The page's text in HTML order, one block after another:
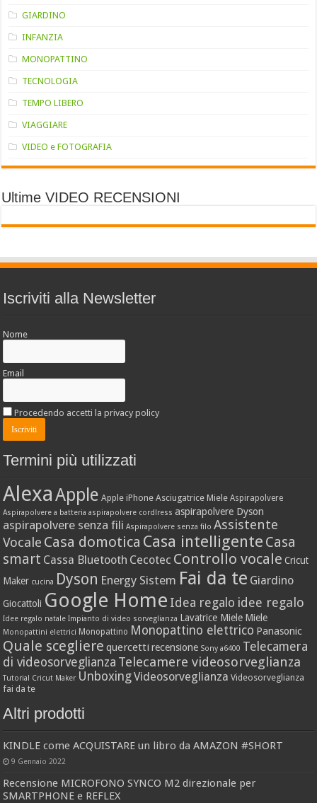
GIARDINO
INFANZIA
MONOPATTINO
TECNOLOGIA
TEMPO LIBERO
VIAGGIARE
VIDEO e FOTOGRAFIA
Ultime VIDEO RECENSIONI
Iscriviti alla Newsletter
Nome
Email
Procedendo accetti la privacy policy
Termini più utilizzati
AlexaApple Apple iPhone Asciugatrice Miele Aspirapolvere
Aspirapolvere a batteria aspirapolvere cordlress aspirapolvere Dyson
aspirapolvere senza fili Aspirapolvere senza filo Assistente
Vocale Casa domotica Casa intelligente Casa
smart Cassa Bluetooth Cecotec Controllo vocale Cricut
Maker cucina Dyson Energy Sistem Fai da te Giardino
Giocattoli Google Home Idea regalo idee regalo
Idee regalo natale Impianto di video sorveglianza Lavatrice Miele Miele
Monopattini elettrici Monopattino Monopattino elettrico Panasonic
Quale scegliere quercetti recensione Sony a6400 Telecamera
di videosorveglianza Telecamere videosorveglianza
Tutorial Cricut Maker UnboxingVideosorveglianza Videosorveglianza
fai da te
Altri prodotti
KINDLE come ACQUISTARE un libro da AMAZON #SHORT
9 Gennaio 2022
Recensione MICROFONO SYNCO M2 direzionale per
SMARTPHONE e REFLEX